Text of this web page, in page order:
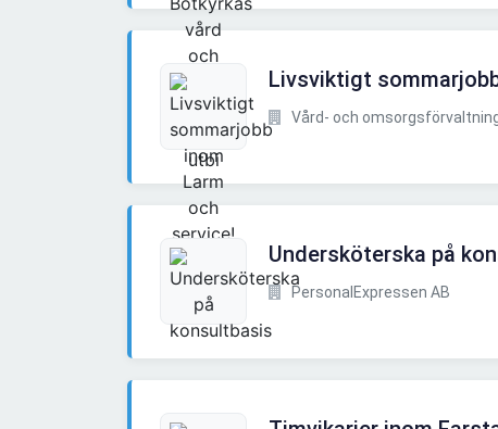
Livsviktigt
Vård- och
Undersköterska på
PersonalExpressen AB